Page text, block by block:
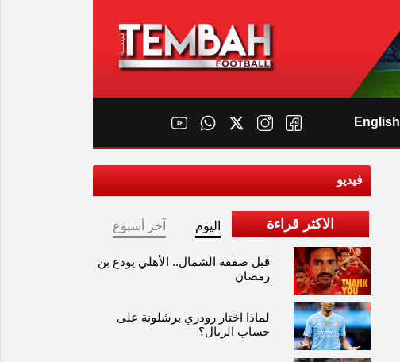
English
فيديو
الاكثر قراءة اليوم آخر أسبوع
قبل صفقة الشمال.. الأهلي يودع بن
رمضان
لماذا اختار رودري برشلونة على
حساب الريال؟